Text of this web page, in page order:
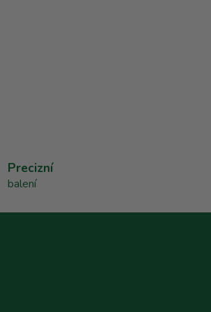
Precizní
balení